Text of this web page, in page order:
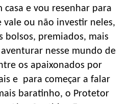
e vou resenhar para
vale ou não investir neles,
bolsos, premiados, mais
nesse mundo de
os apaixonados por
e para começar a falar
baratinho, o Protetor